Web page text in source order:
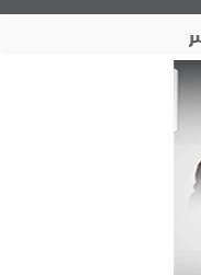
الصبيحي يدشّن